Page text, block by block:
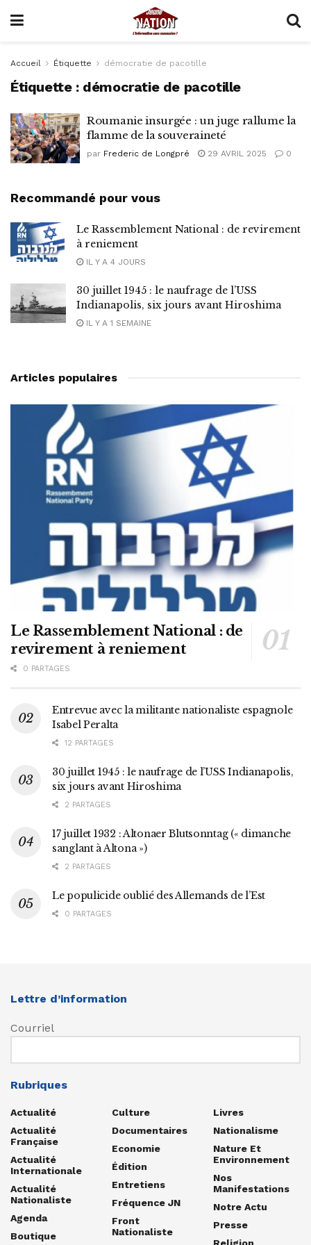
Accueil Étiquette démocratie de pacotille
Étiquette : démocratie de pacotille
Roumanie insurgée : un juge rallume la
flamme de la souveraineté
par Frederic de Longpré 29 AVRIL 2025 0
Recommandé pour vous
Le Rassemblement National : de revirement
à reniement
IL Y A 4 JOURS
30 juillet 1945 : le naufrage de l’USS
Indianapolis, six jours avant Hiroshima
IL Y A 1 SEMAINE
Articles populaires
Le Rassemblement National : de
revirement à reniement
0 PARTAGES
Entrevue avec la militante nationaliste espagnole
Isabel Peralta
12 PARTAGES
30 juillet 1945 : le naufrage de l’USS Indianapolis,
six jours avant Hiroshima
2 PARTAGES
17 juillet 1932 : Altonaer Blutsonntag (« dimanche
sanglant à Altona »)
2 PARTAGES
Le populicide oublié des Allemands de l’Est
0 PARTAGES
Lettre d’information
Courriel
Rubriques
Actualité
Actualité
Française
Actualité
Internationale
Actualité
Nationaliste
Agenda
Boutique
Culture
Documentaires
Economie
Édition
Entretiens
Fréquence JN
Front
Nationaliste
Livres
Nationalisme
Nature Et
Environnement
Nos
Manifestations
Notre Actu
Presse